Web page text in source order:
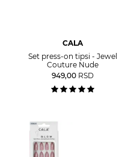
CALA
Set press-on tipsi - Jewel
Couture Nude
949,00 RSD